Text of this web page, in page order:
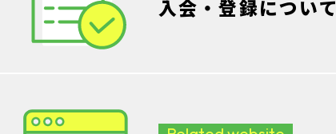
入会・登録について